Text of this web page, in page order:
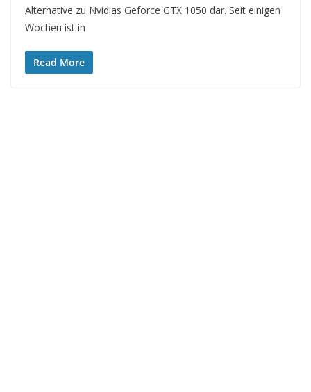
Alternative zu Nvidias Geforce GTX 1050 dar. Seit einigen
Wochen ist in
Read More